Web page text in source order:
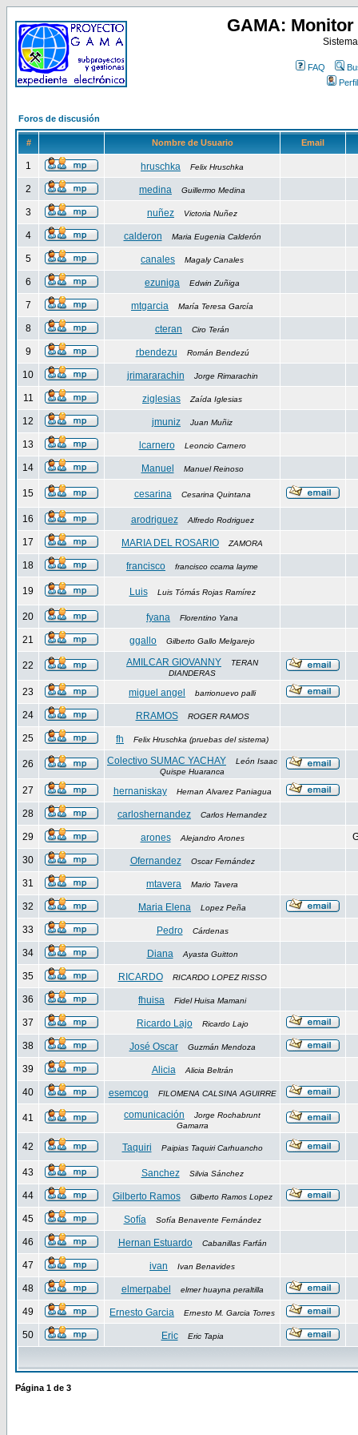
GAMA:
FAQ
Perfil
Foros de discusión
# Nombre de Usuario Email
1 hruschka Felix Hruschka
2 medina Guillermo Medina
3 nuñez Victoria Nuñez
4 calderon Maria Eugenia Calderón
5 canales Magaly Canales
6 ezuniga Edwin Zuñiga
7 mtgarcia María Teresa García
8 cteran Ciro Terán
9 rbendezu Román Bendezú
10 jrimararachin Jorge Rimarachin
11 ziglesias Zaída Iglesias
12 jmuniz Juan Muñiz
13 lcarnero Leoncio Carnero
14 Manuel Manuel Reinoso
15 cesarina Cesarina Quintana
16 arodriguez Alfredo Rodriguez
17 MARIA DEL ROSARIO ZAMORA
18 francisco francisco ccama layme
19 Luis Luis Tómás Rojas Ramírez
20 fyana Florentino Yana
21 ggallo Gilberto Gallo Melgarejo
22 AMILCAR GIOVANNY
TERAN
DIANDERAS
23 miguel angel barrionuevo palli
24 RRAMOS ROGER RAMOS
25 fh Felix Hruschka (pruebas del sistema)
26 Colectivo SUMAC YACHAY
León Isaac
Quispe Huaranca
27 hernaniskay Hernan Alvarez Paniagua
28 carloshernandez Carlos Hernandez
29 arones Alejandro Arones
30 Ofernandez Oscar Fernández
31 mtavera Mario Tavera
32 Maria Elena Lopez Peña
33 Pedro Cárdenas
34 Diana Ayasta Guitton
35 RICARDO RICARDO LOPEZ RISSO
36 fhuisa Fidel Huisa Mamani
37 Ricardo Lajo Ricardo Lajo
38 José Oscar Guzmán Mendoza
39 Alicia Alicia Beltrán
40 esemcog FILOMENA CALSINA AGUIRRE
41 comunicación
Jorge Rochabrunt
Gamarra
42 Taquiri Paipias Taquiri Carhuancho
43 Sanchez Silvia Sánchez
44 Gilberto Ramos Gilberto Ramos Lopez
45 Sofía Sofía Benavente Fernández
46 Hernan Estuardo Cabanillas Farfán
47 ivan Ivan Benavides
48 elmerpabel elmer huayna peraltilla
49 Ernesto Garcia Ernesto M. Garcia Torres
50 Eric Eric Tapia
Página 1 de 3